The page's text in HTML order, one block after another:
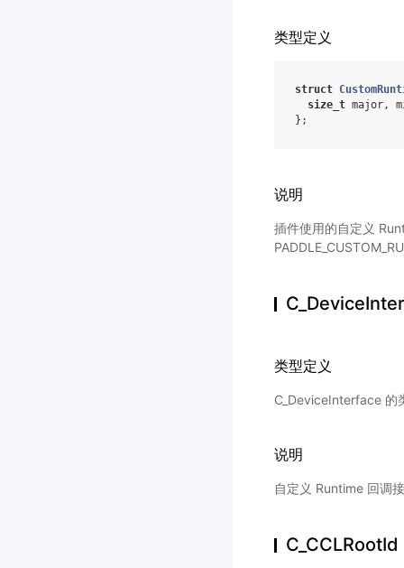
类型定义
struct
size_t major,
};
说明
插件使用的自定义
类型定义
C_DeviceInterface 的
说明
自定义 Runtime 回调
C_CCLRootId